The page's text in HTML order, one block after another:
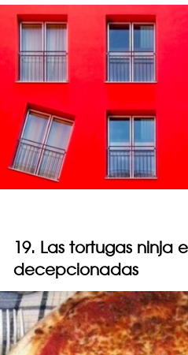
19. Las tortugas ninja
decepcionadas